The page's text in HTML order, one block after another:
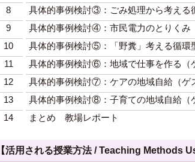
8
具体的事例検討③：ごみ処理から考える
9
具体的事例検討④：市民電力のとりくみ
10
具体的事例検討⑤：「野糞」考える循環
11
具体的事例検討⑥：地域で仕事を作る（
12
具体的事例検討⑦：ケアの地域自給（ゲ
13
具体的事例検討⑧：子育ての地域自給（
14
まとめ 教場レポート
【活用される授業方法 / Teaching Methods